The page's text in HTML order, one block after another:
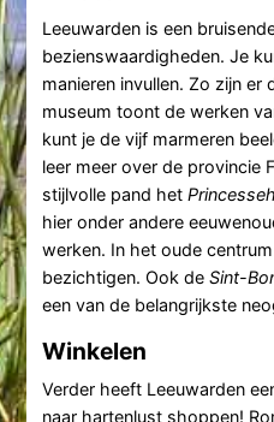
Leeuwarden is een
bezienswaardigheden. Je
manieren invullen. Zo zijn
museum toont de werken
kunt je de vijf marmeren
leer meer over de provincie
stijlvolle pand het
hier onder andere
werken. In het oude
bezichtigen. Ook de Sint-
een van de belangrijkste
Winkelen
Verder heeft Leeuwarden
naar hartenlust shoppen!